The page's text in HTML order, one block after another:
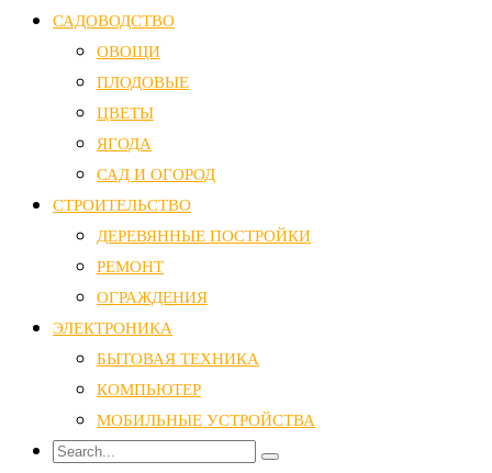
САДОВОДСТВО
ОВОЩИ
ПЛОДОВЫЕ
ЦВЕТЫ
ЯГОДА
САД И ОГОРОД
СТРОИТЕЛЬСТВО
ДЕРЕВЯННЫЕ ПОСТРОЙКИ
РЕМОНТ
ОГРАЖДЕНИЯ
ЭЛЕКТРОНИКА
БЫТОВАЯ ТЕХНИКА
КОМПЬЮТЕР
МОБИЛЬНЫЕ УСТРОЙСТВА